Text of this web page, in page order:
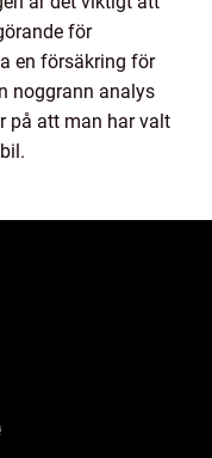
för
en försäkring för
noggrann analys
på att man har valt